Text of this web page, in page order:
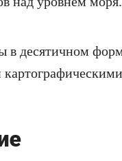
в десятичном